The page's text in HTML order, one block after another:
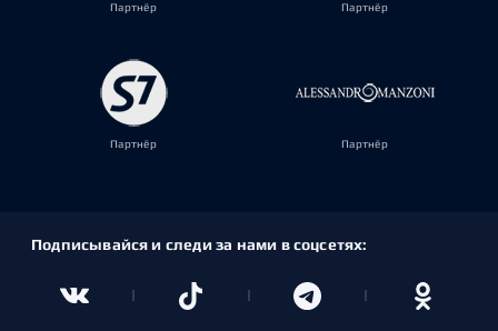
Партнёр Партнёр
Партнёр Партнёр
Подписывайся и следи за нами в соцсетях: